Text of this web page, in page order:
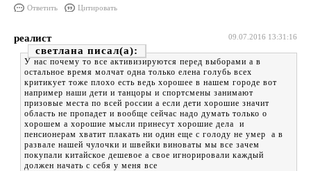
Ответить Цитировать
09.07.2016 13:31:16
реалист
светлана
У нас почему то все активизируются перед выборами а в
остальное время молчат одна только елена голубь всех
критикует тоже плохо есть ведь хорошее в нашем городе вот
например наши дети и танцоры и спортсмены занимают
призовые места по всей россии а если дети хорошие значит
область не пропадет и вообще сейчас надо думать только о
хорошем а хорошие мысли принесут хорошие дела и
пенсионерам хватит плакать ни один еще с голоду не умер а в
развале нашей чулочки и швейки виноваты мы все зачем
покупали китайское дешевое а свое игнорировали каждый
должен начать с себя у меня все